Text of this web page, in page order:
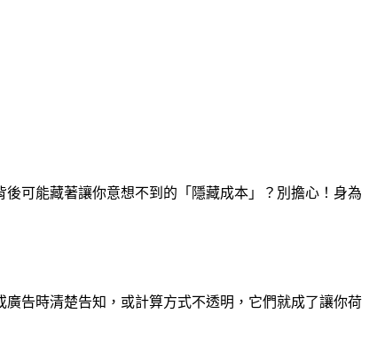
可能藏著讓你意想不到的「隱藏成本」？別擔心！身為
告時清楚告知，或計算方式不透明，它們就成了讓你荷